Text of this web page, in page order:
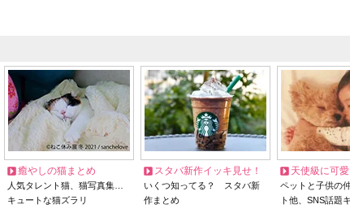
癒やしの猫まとめ
人気タレント猫、猫写真集…
キュートな猫ズラリ
スタバ新作イッキ見せ！
いくつ知ってる？ スタバ新
作まとめ
天使級に可
ペットと子供の
ト他、SNS話題